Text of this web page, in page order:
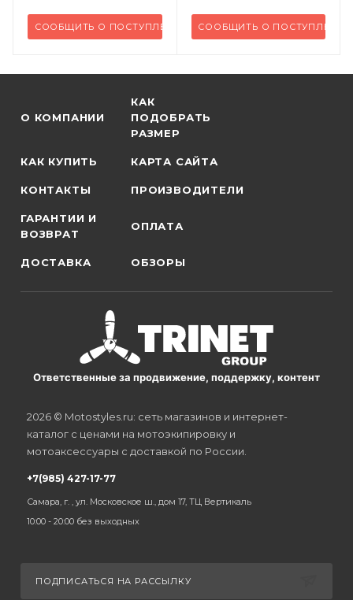
СООБЩИТЬ О ПОСТУПЛЕНИИ СООБЩИТЬ О ПОСТУПЛЕНИИ
О КОМПАНИИ
КАК
ПОДОБРАТЬ
РАЗМЕР
КАК КУПИТЬ КАРТА САЙТА
КОНТАКТЫ ПРОИЗВОДИТЕЛИ
ГАРАНТИИ И
ВОЗВРАТ
ОПЛАТА
ДОСТАВКА ОБЗОРЫ
Ответственные за продвижение, поддержку, контент
2026 © Motostyles.ru: сеть магазинов и интернет-
каталог с ценами на мотоэкипировку и
мотоаксессуары с доставкой по России.
+7(985) 427-17-77
Самара, г. , ул. Московское ш., дом 17, ТЦ Вертикаль
10:00 - 20:00 без выходных
ПОДПИСАТЬСЯ НА РАССЫЛКУ